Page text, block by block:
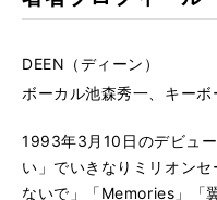
DEEN（ディーン）
ボーカル池森秀一、キーボ
1993年3月10日のデビュ
い」でいきなりミリオン
ないで」「Memories」「